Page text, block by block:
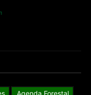
Agenda Forestal